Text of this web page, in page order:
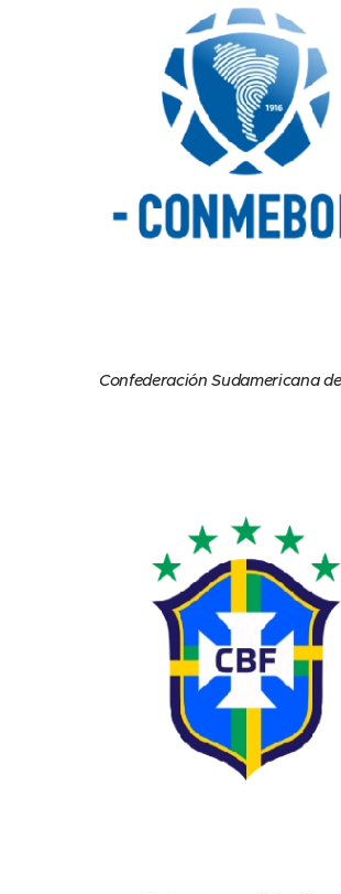
Confederación Sudamericana